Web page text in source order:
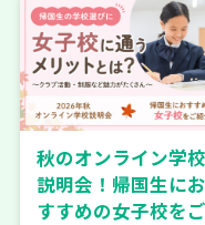
日（日）にかけて、日替
わりで各校1時間ずつ
om説明会を開催します
秋のオンライン学校
説明会！帰国生にお
すすめの女子校をご